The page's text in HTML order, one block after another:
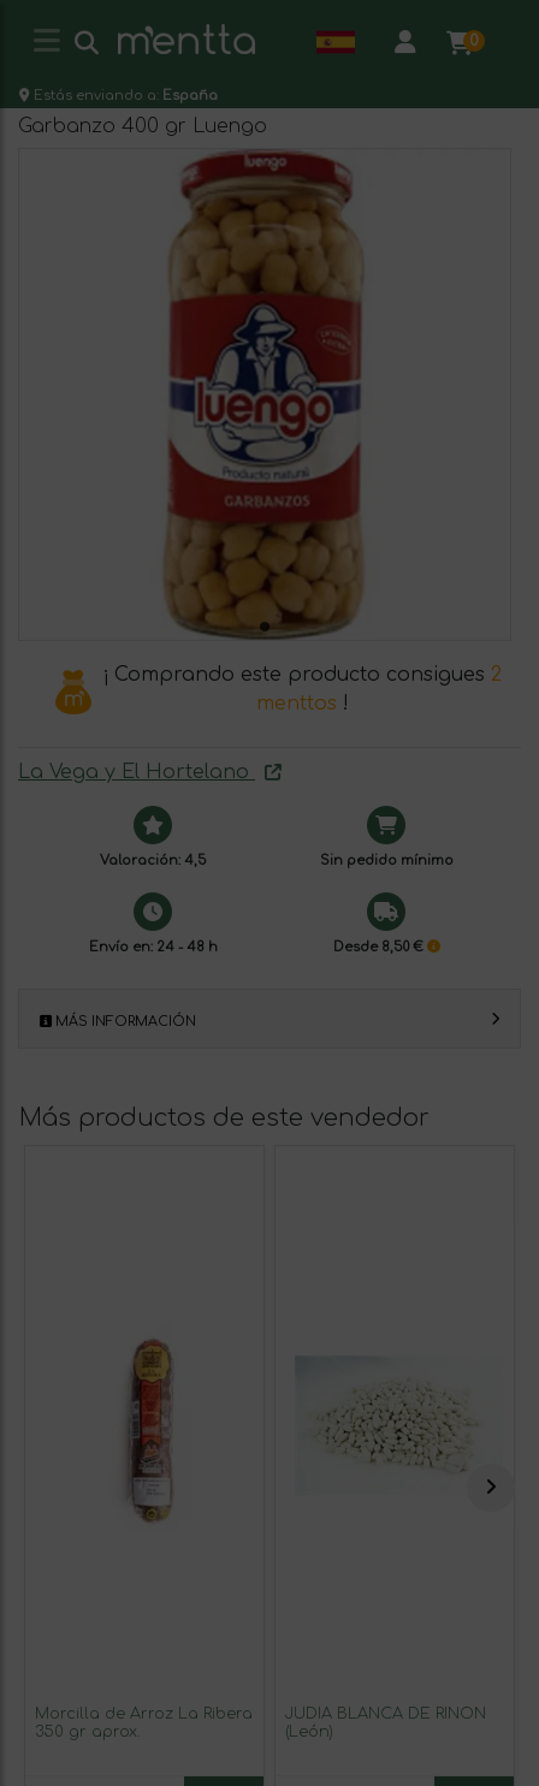
0
Estás enviando a: España
Garbanzo 400 gr Luengo
¡ Comprando este producto consigues 2
menttos !
La Vega y El Hortelano
Valoración: 4,5 Sin pedido mínimo
Envío en: 24 - 48 h Desde 8,50 €
MÁS INFORMACIÓN
Más productos de este vendedor
Morcilla de Arroz La Ribera
350 gr aprox.
JUDÍA BLANCA DE RIÑÓN
(León)